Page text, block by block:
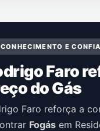
E
Faro
do Gás
Faro reforça a
Fogás em